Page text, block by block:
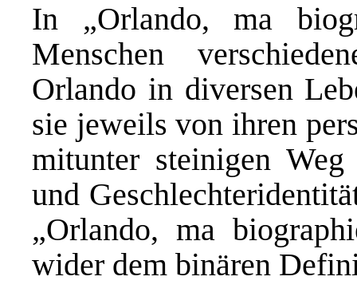
In „Orlando, ma
Menschen
Orlando in diversen
sie jeweils von ihren
mitunter steinigen
und
„Orlando, ma
wider dem binären